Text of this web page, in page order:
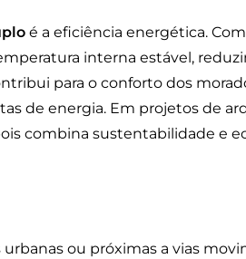
é a eficiência energética.
interna estável,
para o conforto dos
de energia. Em projetos de
combina sustentabilidade e
ou próximas a vias